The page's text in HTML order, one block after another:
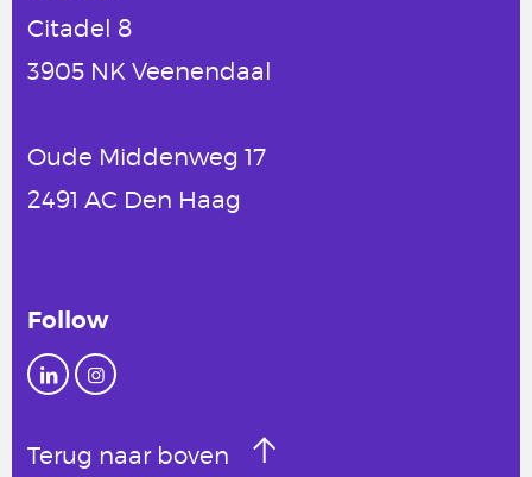
Citadel 8
3905 NK Veenendaal
Oude Middenweg 17
2491 AC Den Haag
Follow
Terug naar boven